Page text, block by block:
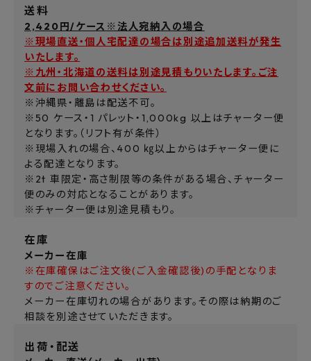
送料
2,420円/ケース※法人宛納入の場合
※現場直送・個人宅配達の場合は別途追加送料が発生
いたします。
※九州・北海道の送料は別途見積もりいたします。ご注
文前にお問い合わせください。
※沖縄県・離島は配送不可。
※50 ケース・1 パレット・1,000kg 以上はチャーター便
となります。（リフト有が条件）
※現場入れの場合、400 ㎏以上からはチャーター便に
よる配達となります。
※2t 車限定・高さ制限等の条件がある場合、チャーター
便のみの対応となることがあります。
※チャーター便は別途見積もり。
在庫
メーカー在庫
※在庫確保はご注文後(ご入金確認後)の手配となりま
すのでご注意ください。
メーカー在庫切れの場合があります。その際は納期のご
相談を別途させていただきます。
出荷・配送